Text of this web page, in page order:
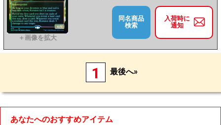
入荷時に
通知
同名商品
検索
1 最後へ»
あなたへのおすすめアイテム